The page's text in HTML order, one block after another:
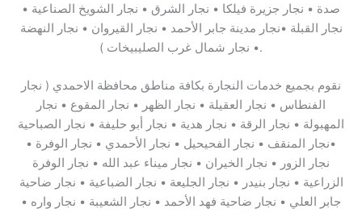
صدة • نجار جزيرة فيلكا • نجار الشرق • نجار الشويخ الصناعية •
نجار القبلة •نجار مدينة جابر الأحمد • نجار القيروان • نجار النهضة
• نجار شمال غرب الصليبيخات ).
نقوم بجميع خدمات النجارة بكافة مناطق محافظة الاحمدي ( نجار
الفنطاس • نجار العقيلة • نجار الظهر • نجار المقوع • نجار
المهبولة • نجار الرقة • نجار هدية • نجار أبو حليفة • نجار الصباحية
•نجار المنقف • نجار الفحيحيل • نجار الأحمدي • نجار الوفرة •
نجار الزور • نجار الخيران • نجار ميناء عبد الله • نجار الوفرة
الزراعية • نجار بنيدر • نجار الجليعة • نجار الضباعية • نجار ضاحية
جابر العلي • نجار ضاحية فهد الأحمد • نجار الشعيبة • نجار واره •